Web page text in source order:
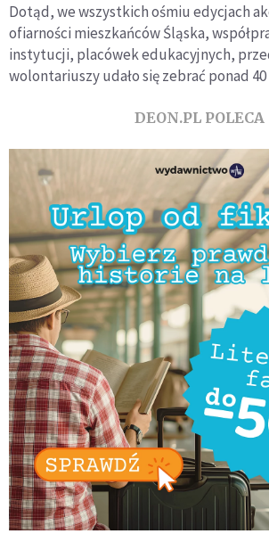
Dotąd, we wszystkich ośmiu edycjach
ofiarności mieszkańców Śląska,
instytucji, placówek edukacyjnych,
wolontariuszy udało się zebrać ponad 40
DEON.PL POLECA